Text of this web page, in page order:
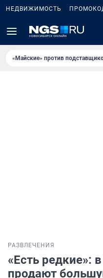
НЕДВИЖИМОСТЬ
«Майские» против
РАЗВЛЕЧЕНИЯ
«Есть редкие»:
продают